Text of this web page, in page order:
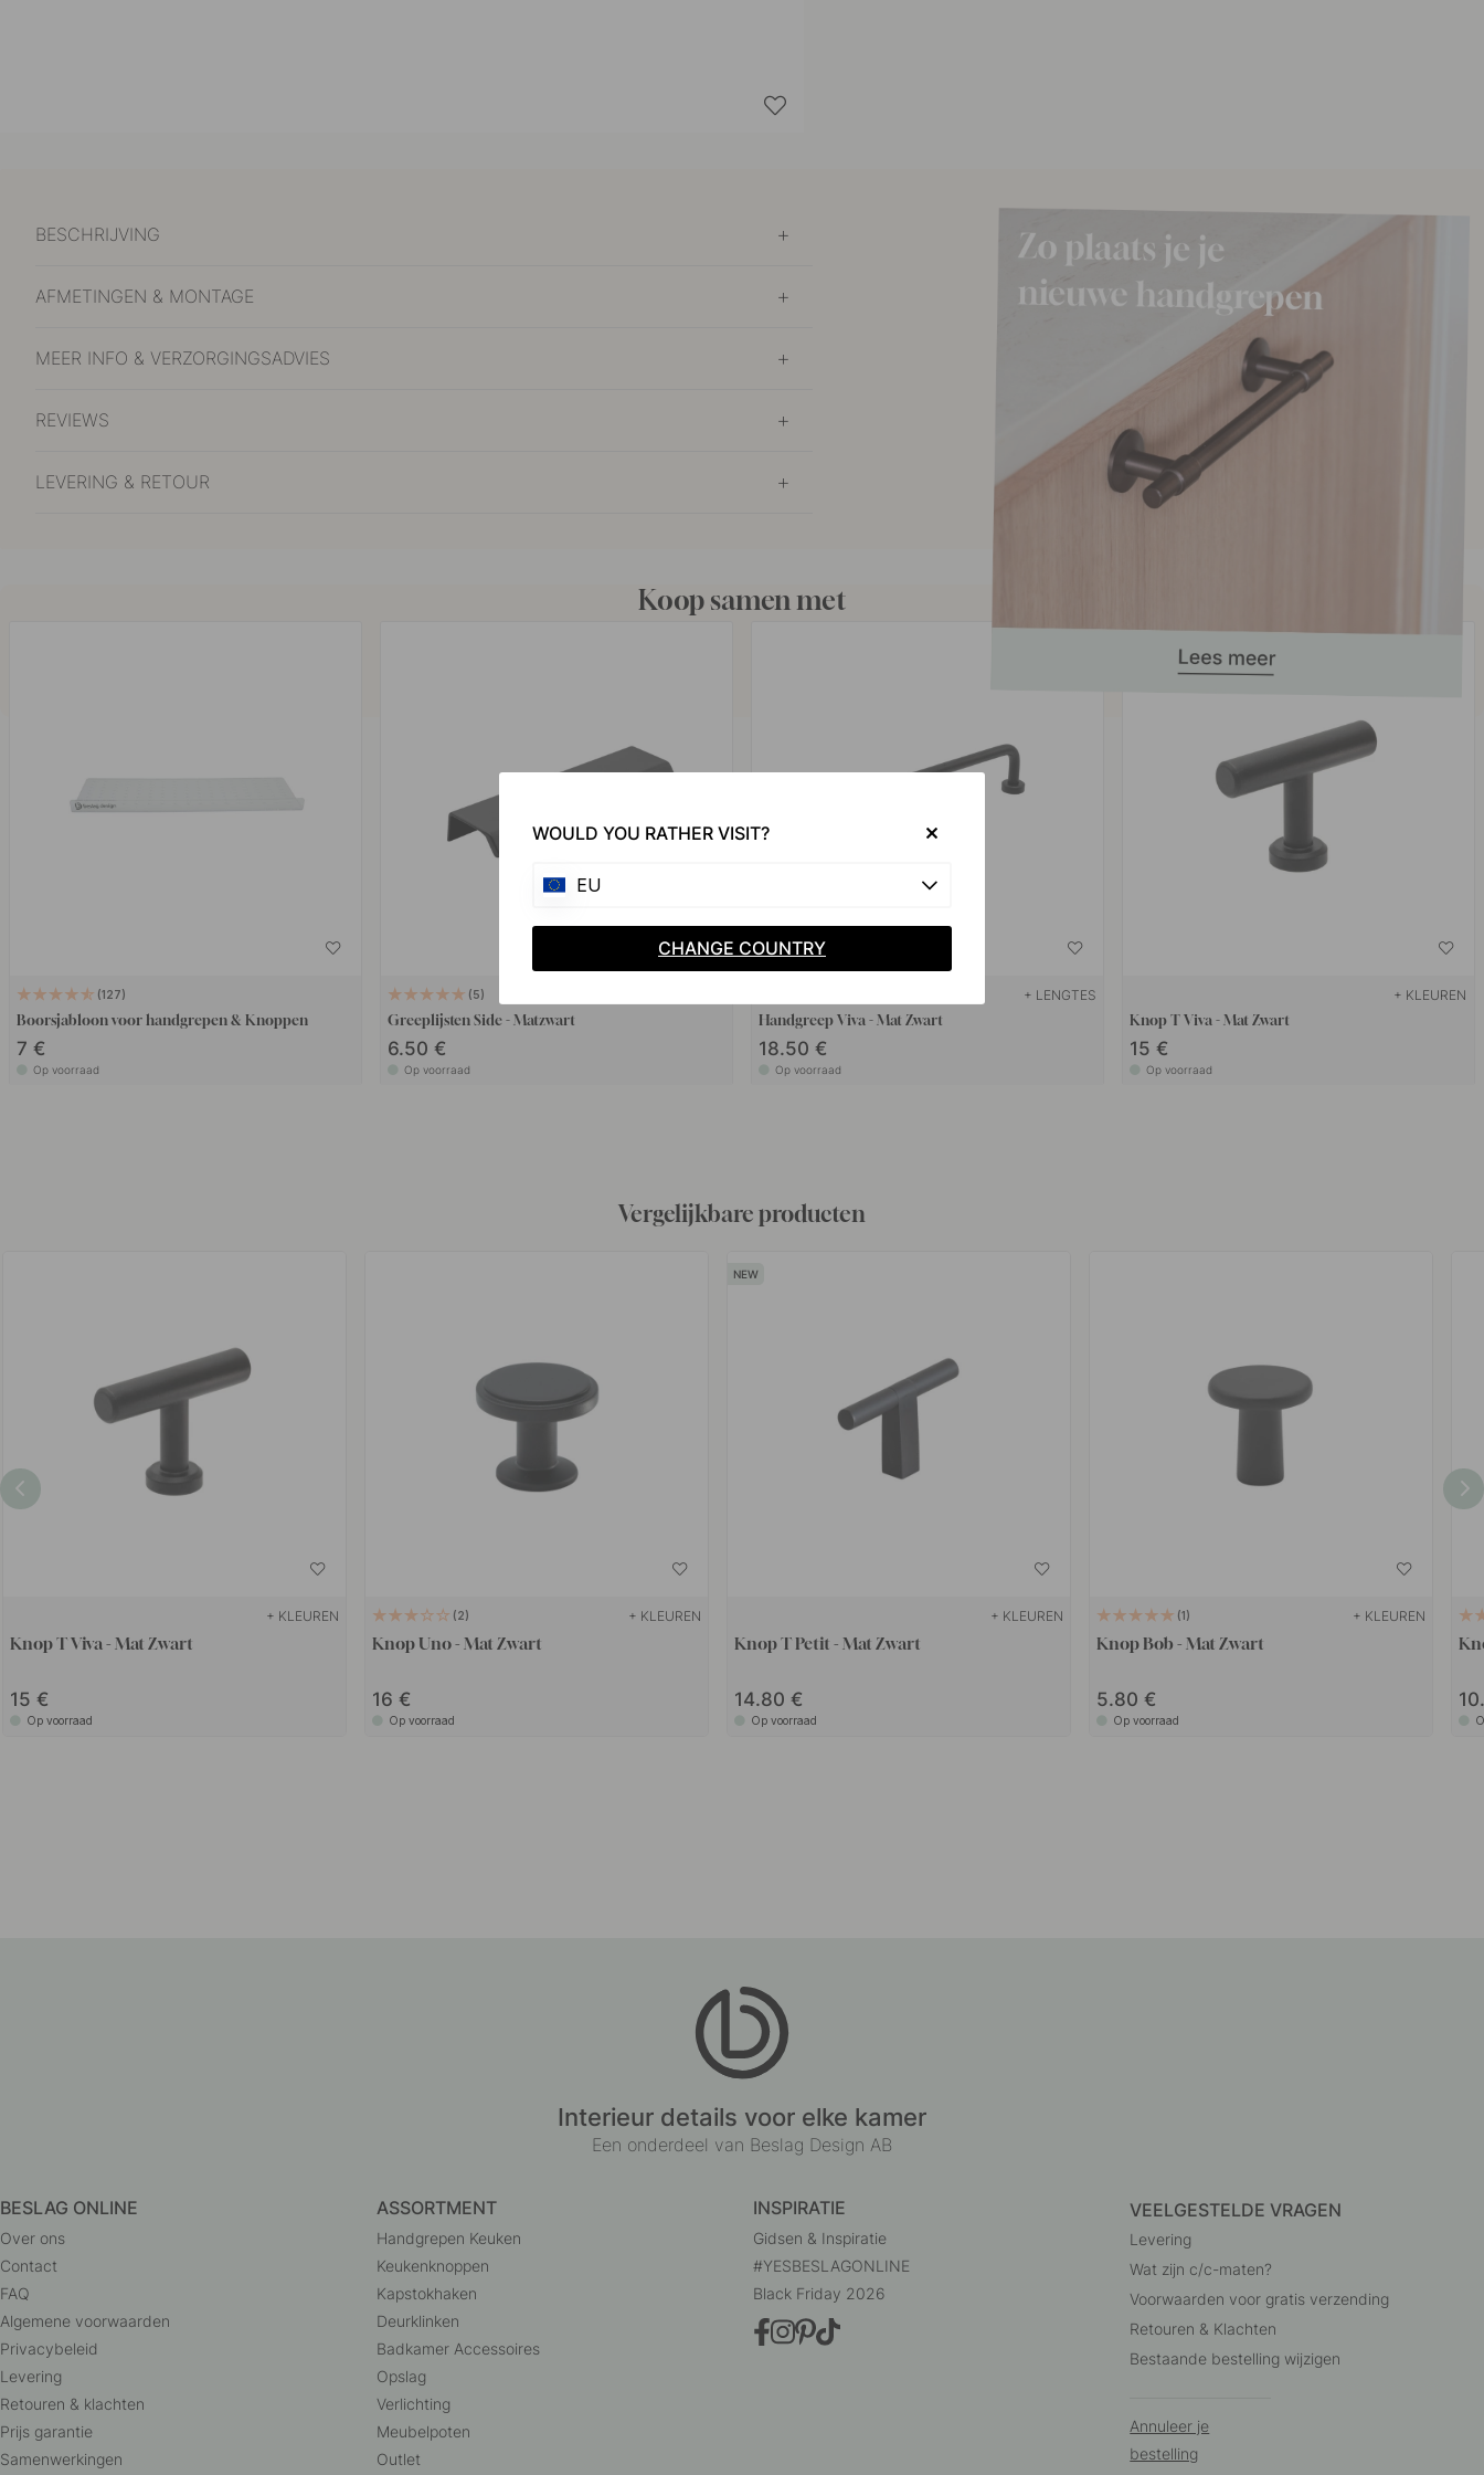
BESCHRIJVING
AFMETINGEN & MONTAGE
MEER INFO & VERZORGINGSADVIES
REVIEWS
LEVERING & RETOUR
Koop samen met
127
Boorsjabloon voor handgrepen & Knoppen
7 €
Op voorraad
5
Greeplijsten Side - Matzwart
6.50 €
Op voorraad
+ LENGTES
Handgreep Viva - Mat Zwart
18.50 €
Op voorraad
+ KLEUREN
Knop T Viva - Mat Zwart
15 €
Op voorraad
Vergelijkbare producten
+ KLEUREN
Knop T Viva - Mat Zwart
15
Op voorraad
2 + KLEUREN
Knop Uno - Mat Zwart
16
Op voorraad
+ KLEUREN
Knop T Petit - Mat Zwart
14.80
Op voorraad
1 + KLEUREN
Knop Bob - Mat Zwart
5.80
Op voorraad
Interieur details voor elke kamer
Een onderdeel van Beslag Design AB
BESLAG ONLINE
Over ons
Contact
FAQ
Algemene voorwaarden
Privacybeleid
Levering
Retouren & klachten
Prijs garantie
Samenwerkingen
ASSORTMENT
Handgrepen Keuken
Keukenknoppen
Kapstokhaken
Deurklinken
Badkamer Accessoires
Opslag
Verlichting
Meubelpoten
Outlet
INSPIRATIE
Gidsen & Inspiratie
#YESBESLAGONLINE
Black Friday 2026
VEELGESTELDE VRAGEN
Levering
Wat zijn c/c-maten?
Voorwaarden voor gratis verzending
Retouren & Klachten
Bestaande bestelling wijzigen
Annuleer je
bestelling
WOULD YOU RATHER VISIT?
EU
CHANGE COUNTRY